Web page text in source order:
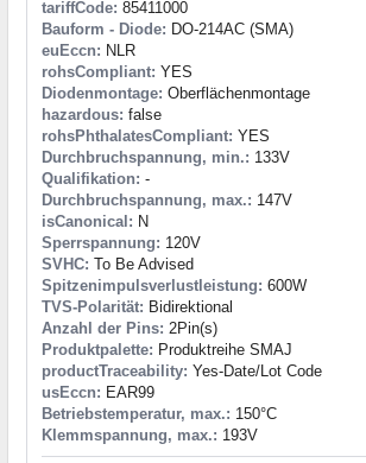
tariffCode: 85411000
Bauform - Diode: DO-214AC (SMA)
euEccn: NLR
rohsCompliant: YES
Diodenmontage: Oberflächenmontage
hazardous: false
rohsPhthalatesCompliant: YES
Durchbruchspannung, min.: 133V
Qualifikation: -
Durchbruchspannung, max.: 147V
isCanonical: N
Sperrspannung: 120V
SVHC: To Be Advised
Spitzenimpulsverlustleistung: 600W
TVS-Polarität: Bidirektional
Anzahl der Pins: 2Pin(s)
Produktpalette: Produktreihe SMAJ
productTraceability: Yes-Date/Lot Code
usEccn: EAR99
Betriebstemperatur, max.: 150°C
Klemmspannung, max.: 193V